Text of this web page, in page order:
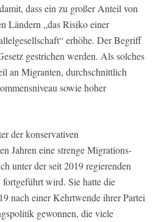
dass ein zu großer Anteil von
Ländern „das Risiko einer
erhöhe. Der Begriff
gestrichen werden. Als solches
an Migranten, durchschnittlich
sowie hoher
der konservativen
Jahren eine strenge Migrations-
unter der seit 2019 regierenden
wird. Sie hatte die
nach einer Kehrtwende ihrer Partei
gewonnen, die viele